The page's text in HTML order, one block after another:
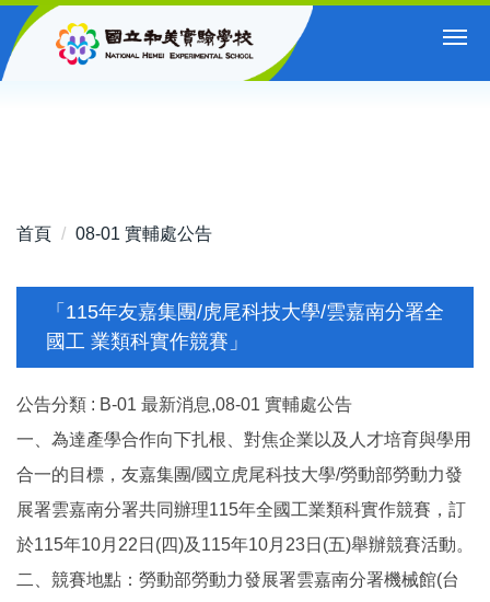
跳
到
首頁 08-01 實輔處公告
「115年友嘉集團/虎尾科技大學/雲嘉南分署全
國工 業類科實作競賽」
公告分類 : B-01 最新消息,08-01 實輔處公告
一、為達產學合作向下扎根、對焦企業以及人才培育與學用
合一的目標，友嘉集團/國立虎尾科技大學/勞動部勞動力發
展署雲嘉南分署共同辦理115年全國工業類科實作競賽，訂
於115年10月22日(四)及115年10月23日(五)舉辦競賽活動。
二、競賽地點：勞動部勞動力發展署雲嘉南分署機械館(台